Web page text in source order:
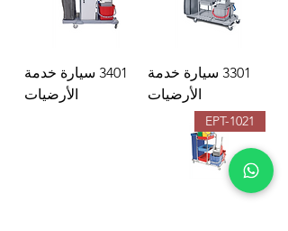
3301 سيارة خدمة
الأرضيات
3401 سيارة خدمة
الأرضيات
EPT-1021